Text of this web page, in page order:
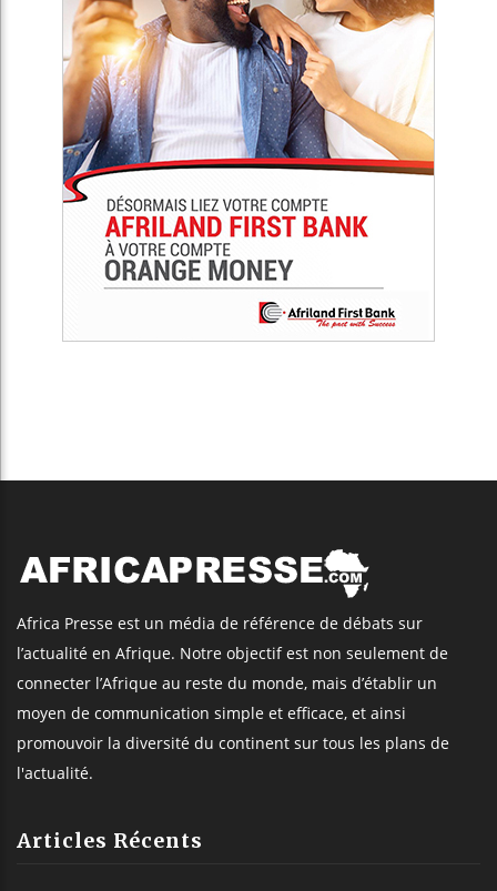
Africa Presse est un média de référence de débats sur
l’actualité en Afrique. Notre objectif est non seulement de
connecter l’Afrique au reste du monde, mais d’établir un
moyen de communication simple et efficace, et ainsi
promouvoir la diversité du continent sur tous les plans de
l'actualité.
Articles Récents